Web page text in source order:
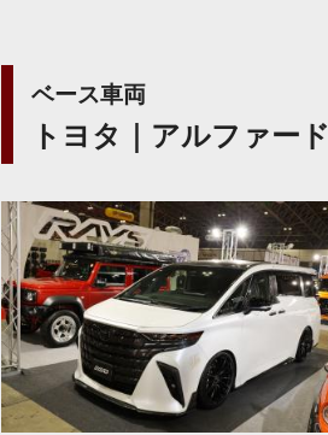
ベース車両
トヨタ｜アルファード